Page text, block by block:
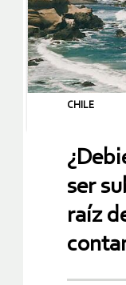
CHILE
ser
raíz